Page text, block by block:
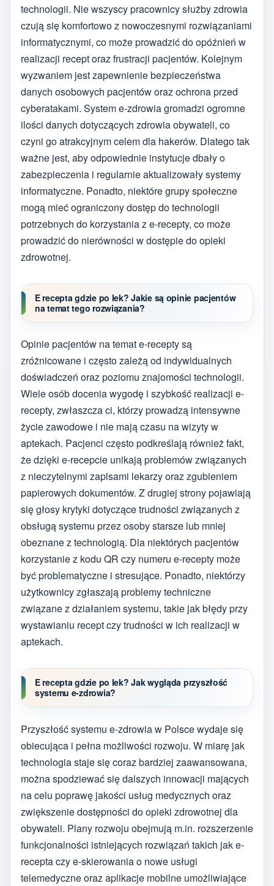
technologii. Nie wszyscy pracownicy służby zdrowia
czują się komfortowo z nowoczesnymi rozwiązaniami
informatycznymi, co może prowadzić do opóźnień w
realizacji recept oraz frustracji pacjentów. Kolejnym
wyzwaniem jest zapewnienie bezpieczeństwa
danych osobowych pacjentów oraz ochrona przed
cyberatakami. System e-zdrowia gromadzi ogromne
ilości danych dotyczących zdrowia obywateli, co
czyni go atrakcyjnym celem dla hakerów. Dlatego tak
ważne jest, aby odpowiednie instytucje dbały o
zabezpieczenia i regularnie aktualizowały systemy
informatyczne. Ponadto, niektóre grupy społeczne
mogą mieć ograniczony dostęp do technologii
potrzebnych do korzystania z e-recepty, co może
prowadzić do nierówności w dostępie do opieki
zdrowotnej.
E recepta gdzie po lek? Jakie są opinie pacjentów
na temat tego rozwiązania?
Opinie pacjentów na temat e-recepty są
zróżnicowane i często zależą od indywidualnych
doświadczeń oraz poziomu znajomości technologii.
Wiele osób docenia wygodę i szybkość realizacji e-
recepty, zwłaszcza ci, którzy prowadzą intensywne
życie zawodowe i nie mają czasu na wizyty w
aptekach. Pacjenci często podkreślają również fakt,
że dzięki e-recepcie unikają problemów związanych
z nieczytelnymi zapisami lekarzy oraz zgubieniem
papierowych dokumentów. Z drugiej strony pojawiają
się głosy krytyki dotyczące trudności związanych z
obsługą systemu przez osoby starsze lub mniej
obeznane z technologią. Dla niektórych pacjentów
korzystanie z kodu QR czy numeru e-recepty może
być problematyczne i stresujące. Ponadto, niektórzy
użytkownicy zgłaszają problemy techniczne
związane z działaniem systemu, takie jak błędy przy
wystawianiu recept czy trudności w ich realizacji w
aptekach.
E recepta gdzie po lek? Jak wygląda przyszłość
systemu e-zdrowia?
Przyszłość systemu e-zdrowia w Polsce wydaje się
obiecująca i pełna możliwości rozwoju. W miarę jak
technologia staje się coraz bardziej zaawansowana,
można spodziewać się dalszych innowacji mających
na celu poprawę jakości usług medycznych oraz
zwiększenie dostępności do opieki zdrowotnej dla
obywateli. Plany rozwoju obejmują m.in. rozszerzenie
funkcjonalności istniejących rozwiązań takich jak e-
recepta czy e-skierowania o nowe usługi
telemedyczne oraz aplikacje mobilne umożliwiające